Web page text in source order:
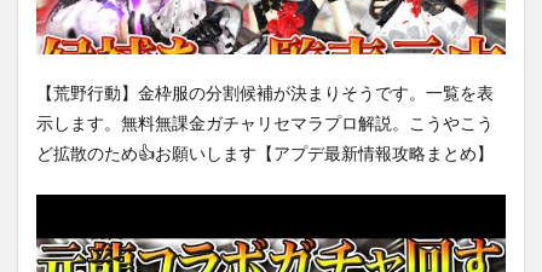
【荒野行動】金枠服の分割候補が決まりそうです。一覧を表
示します。無料無課金ガチャリセマラプロ解説。こうやこう
ど拡散のため👍お願いします【アプデ最新情報攻略まとめ】